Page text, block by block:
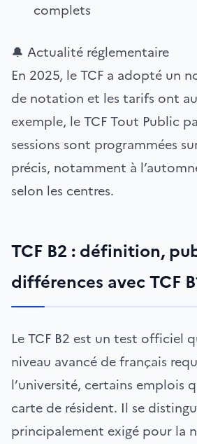
complets
🔔 Actualité réglementaire
En 2025, le TCF a adopté un
de notation et les tarifs ont
exemple, le TCF Tout Public
sessions sont programmées
précis, notamment à
selon les centres.
TCF B2 : définition,
différences avec TCF
Le TCF B2 est un test officiel
niveau avancé de français
l’université, certains emplois
carte de résident. Il se
principalement exigé pour la